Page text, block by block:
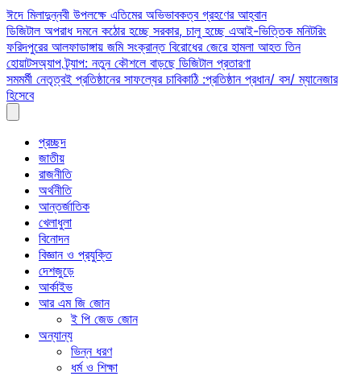
Skip
to
content
ঈদে মিলাদুন্নবী উপলক্ষে এতিমের অভিভাবকত্ব গ্রহণের আহ্বান
ডিজিটাল অপরাধ দমনে কঠোর হচ্ছে সরকার, চালু হচ্ছে এআই-ভিত্তিক মনিটরিং
ফরিদপুরের আলফাডাঙ্গায় জমি সংক্রান্ত বিরোধের জেরে হামলা আহত তিন
হোয়াটসঅ্যাপ ট্র্যাপ: নতুন কৌশলে বাড়ছে ডিজিটাল প্রতারণা
সমমর্মী নেতৃত্বই প্রতিষ্ঠানের সাফল্যের চাবিকাঠি :প্রতিষ্ঠান প্রধান/ বস/ ম্যানেজার
হিসেবে
প্রচ্ছদ
জাতীয়
রাজনীতি
অর্থনীতি
আন্তর্জাতিক
খেলাধুলা
বিনোদন
বিজ্ঞান ও প্রযুক্তি
দেশজুড়ে
আর্কাইভ
আর এম জি জোন
ই পি জেড জোন
অন্যান্য
ভিন্ন ধরণ
ধর্ম ও শিক্ষা